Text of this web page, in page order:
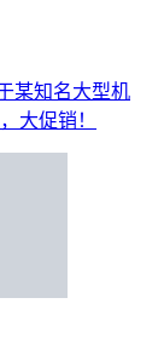
某知名大型机
大促销！